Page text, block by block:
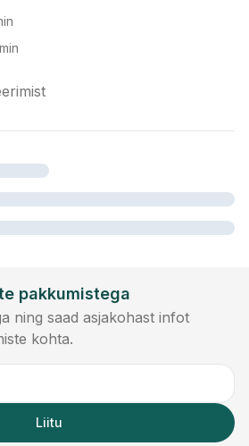
pakkumistega
ning saad asjakohast infot
kohta.
Liitu